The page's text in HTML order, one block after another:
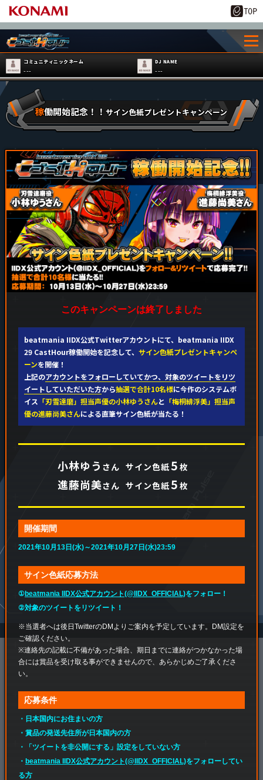
コミュニティニックネーム
---
DJ NAME
---
稼働開始記念！！サイン色紙プレゼントキャンペーン
このキャンペーンは終了しました
beatmania IIDX公式Twitterアカウントにて、beatmania IIDX
29 CastHour稼働開始を記念して、 サイン色紙プレゼントキャンペ
ーンを開催！
上記のアカウントをフォローしていてかつ、対象のツイートをリツ
イートしていただいた方から抽選で合計10名様に今作のシステムボ
イス 「刃雪達磨」担当声優の小林ゆうさんと 「梅桐緋浮美」担当声
優の進藤尚美さんによる直筆サイン色紙が当たる！
小林ゆう さん サイン色紙5 枚
進藤尚美さん サイン色紙5 枚
開催期間
2021年10月13日(水)～2021年10月27日(水)23:59
サイン色紙応募方法
①beatmania IIDX公式アカウント(@IIDX_OFFICIAL)をフォロー！
②対象のツイートをリツイート！
※当選者へは後日TwitterのDMよりご案内を予定しています。DM設定を
ご確認ください。
※連絡先の記載に不備があった場合、期日までに連絡がつかなかった場
合には賞品を受け取る事ができませんので、あらかじめご了承くださ
い。
応募条件
・日本国内にお住まいの方
・賞品の発送先住所が日本国内の方
・「ツイートを非公開にする」設定をしていない方
・ beatmania IIDX公式アカウント(@IIDX_OFFICIAL)をフォローしてい
る方